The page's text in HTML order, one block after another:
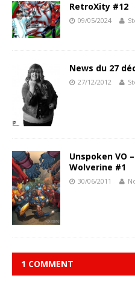
RetroXity #12
09/05/2024
News du 27
27/12/2012
Unspoken VO
Wolverine #1
30/06/2011
1 COMMENT